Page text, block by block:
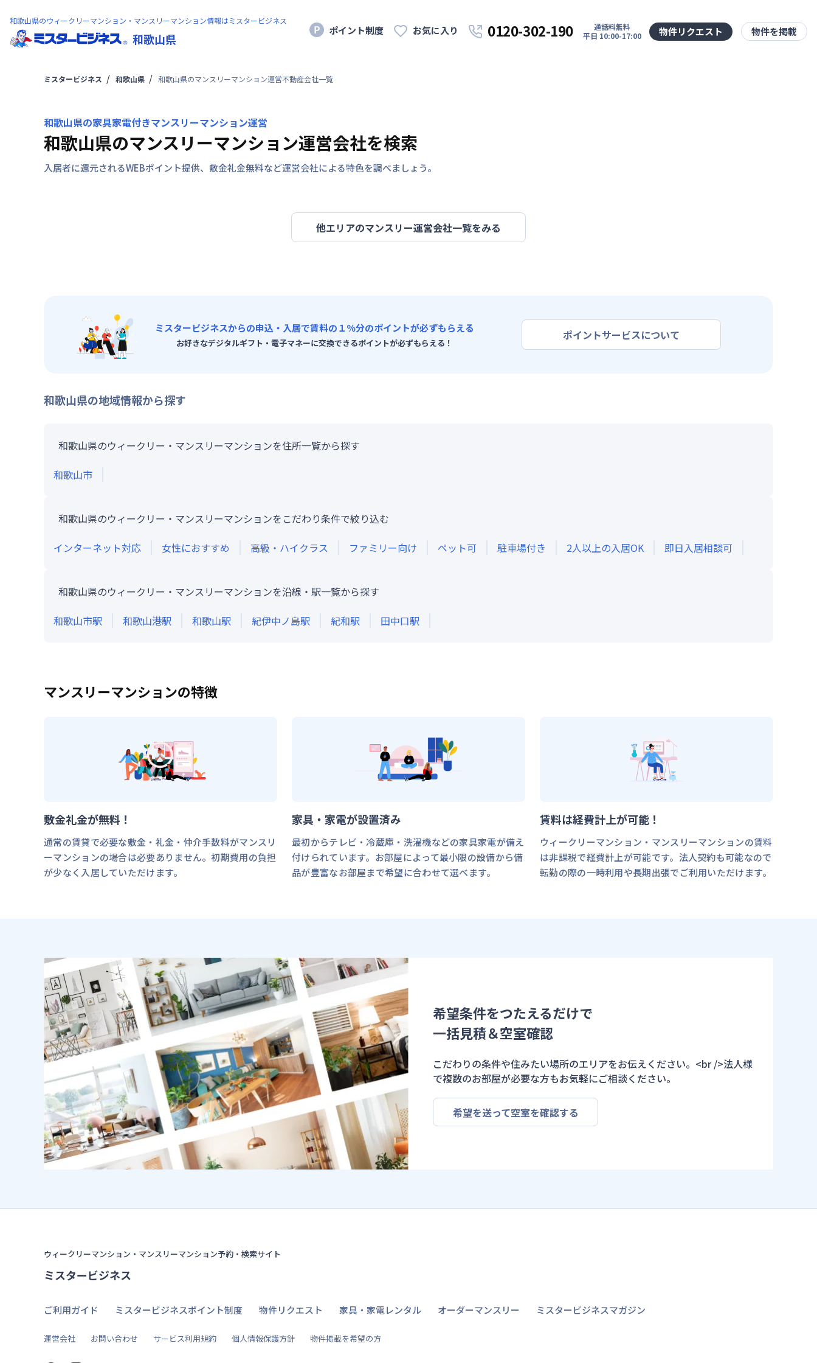
和歌山県のウィークリーマンション・マンスリーマンション情報はミスタービジネス
和歌山県
ポイント制度 お気に入り 0120-302-190
通話料無料
平日 10:00-17:00
物件リクエスト 物件を掲載
ミスタービジネス 和歌山県 和歌山県のマンスリーマンション運営不動産会社一覧
和歌山県の家具家電付きマンスリーマンション運営
和歌山県のマンスリーマンション運営会社を検索
入居者に還元されるWEBポイント提供、敷金礼金無料など運営会社による特色を調べましょう。
他エリアのマンスリー運営会社一覧をみる
ミスタービジネスからの申込・入居で賃料の１％分のポイントが必ずもらえる
お好きなデジタルギフト・電子マネーに交換できるポイントが必ずもらえる！
ポイントサービスについて
和歌山県の地域情報から探す
和歌山県のウィークリー・マンスリーマンションを住所一覧から探す
和歌山市
和歌山県のウィークリー・マンスリーマンションをこだわり条件で絞り込む
インターネット対応
女性におすすめ 高級・ハイクラス ファミリー向け ペット可 駐車場付き 2人以上の入居OK 即日入居相談可
和歌山県のウィークリー・マンスリーマンションを沿線・駅一覧から探す
和歌山市駅 和歌山港駅 和歌山駅 紀伊中ノ島駅 紀和駅 田中口駅
マンスリーマンションの特徴
敷金礼金が無料！
通常の賃貸で必要な敷金・礼金・仲介手数料がマンスリ
ーマンションの場合は必要ありません。初期費用の負担
が少なく入居していただけます。
家具・家電が設置済み
最初からテレビ・冷蔵庫・洗濯機などの家具家電が備え
付けられています。お部屋によって最小限の設備から備
品が豊富なお部屋まで希望に合わせて選べます。
賃料は経費計上が可能！
ウィークリーマンション・マンスリーマンションの賃料
は非課税で経費計上が可能です。法人契約も可能なので
転勤の際の一時利用や長期出張でご利用いただけます。
希望条件をつたえるだけで
一括見積＆空室確認
こだわりの条件や住みたい場所のエリアをお伝えください。<br />法人様
で複数のお部屋が必要な方もお気軽にご相談ください。
希望を送って空室を確認する
ウィークリーマンション・マンスリーマンション予約・検索サイト
ミスタービジネス
ご利用ガイド ミスタービジネスポイント制度 物件リクエスト 家具・家電レンタル オーダーマンスリー ミスタービジネスマガジン
運営会社 お問い合わせ サービス利用規約 個人情報保護方針 物件掲載を希望の方